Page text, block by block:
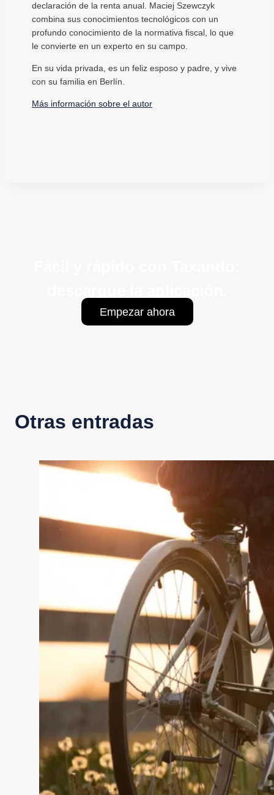
declaración de la renta anual. Maciej Szewczyk
combina sus conocimientos tecnológicos con un
profundo conocimiento de la normativa fiscal, lo que
le convierte en un experto en su campo.
En su vida privada, es un feliz esposo y padre, y vive
con su familia en Berlín.
Más información sobre el autor
Empezar ahora
Otras entradas